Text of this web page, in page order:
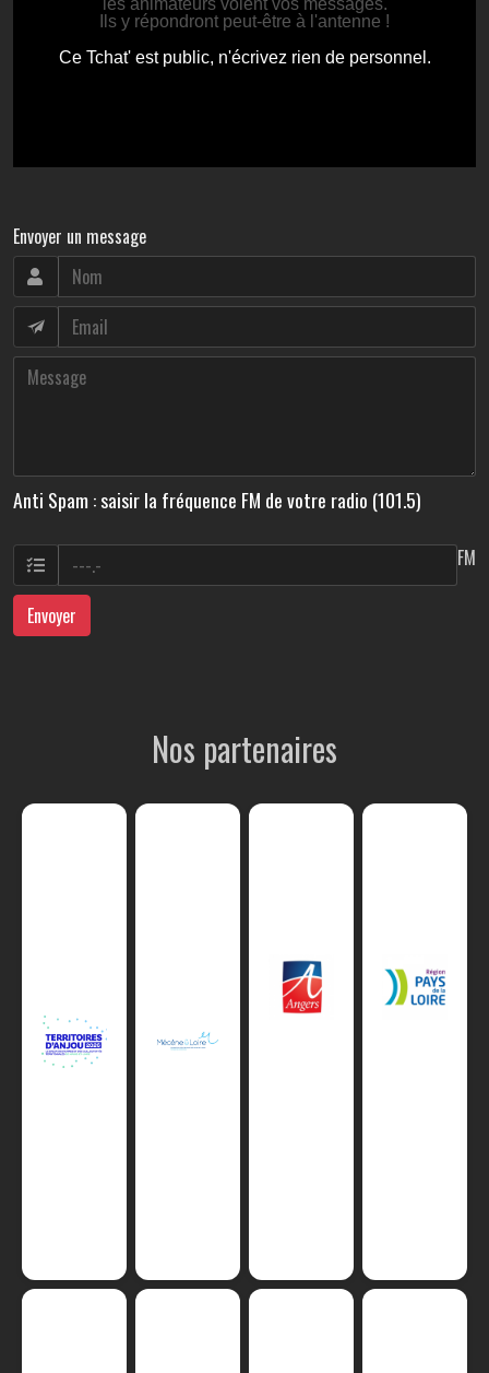
Envoyer un message
Anti Spam : saisir la fréquence FM de votre radio (101.5)
FM
Envoyer
Nos partenaires